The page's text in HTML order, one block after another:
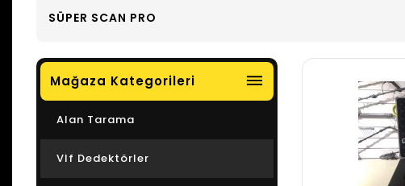
SÜPER SCAN PRO
dehaze
Mağaza Kategorileri
Alan Tarama
Vlf Dedektörler